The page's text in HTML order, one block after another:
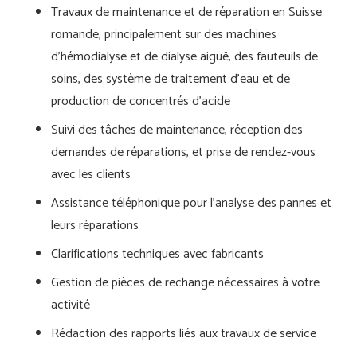
Travaux de maintenance et de réparation en Suisse
romande, principalement sur des machines
d’hémodialyse et de dialyse aiguë, des fauteuils de
soins, des système de traitement d’eau et de
production de concentrés d’acide
Suivi des tâches de maintenance, réception des
demandes de réparations, et prise de rendez-vous
avec les clients
Assistance téléphonique pour l’analyse des pannes et
leurs réparations
Clarifications techniques avec fabricants
Gestion de pièces de rechange nécessaires à votre
activité
Rédaction des rapports liés aux travaux de service